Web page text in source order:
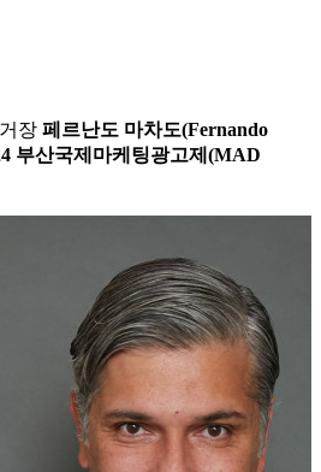
장 페르난도 마차도(Fernando
부산국제마케팅광고제(MAD